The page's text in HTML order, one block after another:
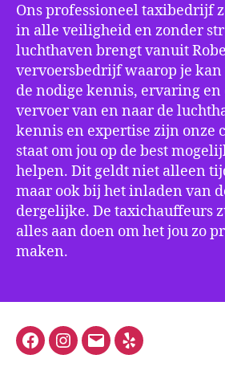
Ons professioneel taxibedrijf
in alle veiligheid en zonder
luchthaven brengt vanuit
vervoersbedrijf waarop je
de nodige kennis, ervaring
vervoer van en naar de
kennis en expertise zijn onze
staat om jou op de best
helpen. Dit geldt niet alleen
maar ook bij het inladen van
dergelijke. De taxichauffeurs
alles aan doen om het jou zo
maken.
FacebookInstagram
E-
Yelp